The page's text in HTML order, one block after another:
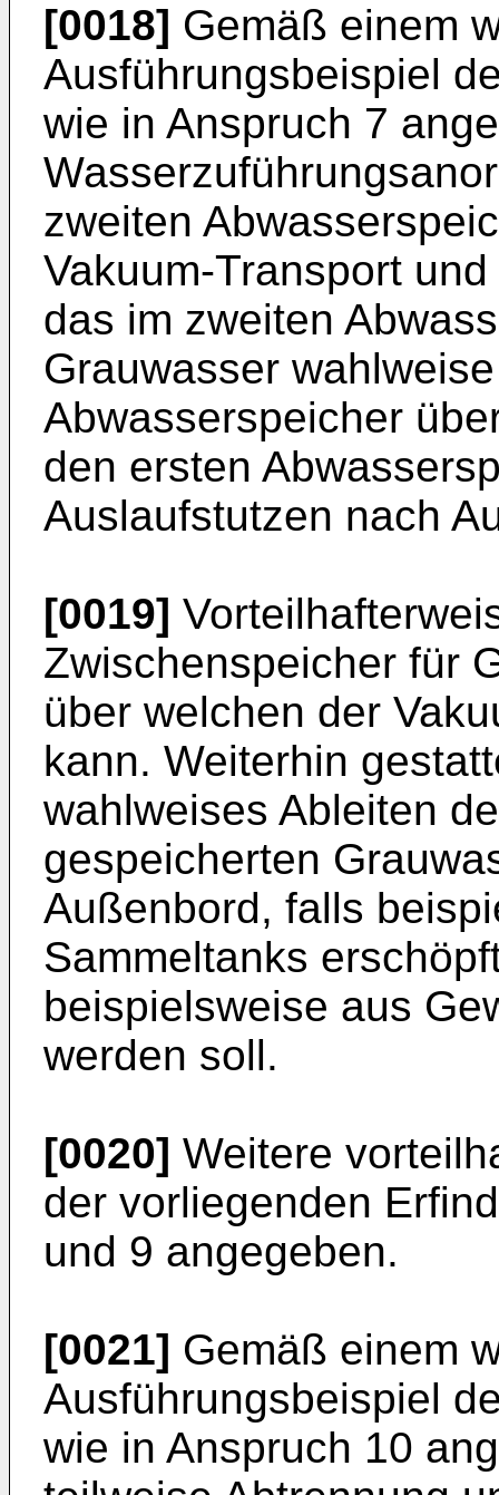
[0018] Gemäß einem
Ausführungsbeispiel
wie in Anspruch 7
zweiten
Vakuum-Transport
das im zweiten
Grauwasser
Abwasserspeicher
den ersten
Auslaufstutzen nach
[0019]
Zwischenspeicher für
über welchen der
kann. Weiterhin
wahlweises Ableiten
gespeicherten
Außenbord, falls
Sammeltanks
beispielsweise aus
werden soll.
[0020] Weitere
der vorliegenden
und 9 angegeben.
[0021] Gemäß einem
Ausführungsbeispiel
wie in Anspruch 10